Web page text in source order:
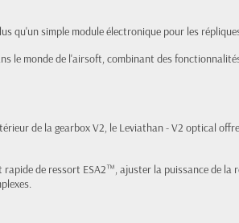
qu'un simple module électronique pour les
le monde de l'airsoft, combinant des
de la gearbox V2, le Leviathan - V2 optical
rapide de ressort ESA2™, ajuster la puissance de la